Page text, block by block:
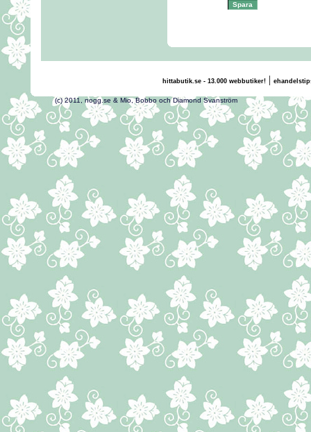
hittabutik.se - 13.000 webbutiker!|
(c) 2011, nogg.se & Mio, Bobbo och Diamond